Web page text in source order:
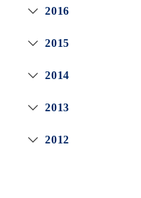
2016
2015
2014
2013
2012